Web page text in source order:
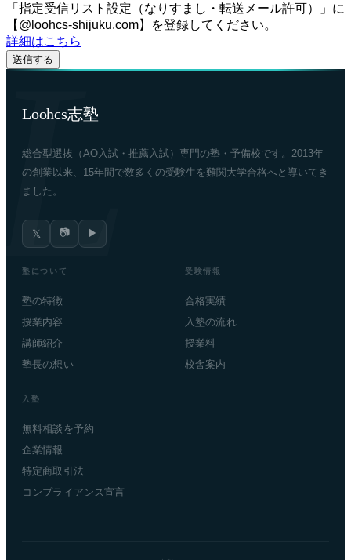
「指定受信リスト設定（なりすまし・転送メール許可）」に
【@loohcs-shijuku.com】を登録してください。
詳細はこちら
Loohcs志塾
総合型選抜（AO入試・推薦入試）専門の塾・予備校です。2013年
の創業以来、15年間で数多くの受験生を難関大学合格へと導いてき
ました。
𝕏 📷 ▶
塾について
塾の特徴
授業内容
講師紹介
塾長の想い
受験情報
合格実績
入塾の流れ
授業料
校舎案内
入塾
無料相談を予約
企業情報
特定商取引法
コンプライアンス宣言